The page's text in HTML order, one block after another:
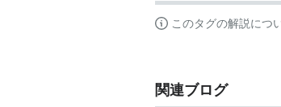
このタグの解説につ
関連ブログ